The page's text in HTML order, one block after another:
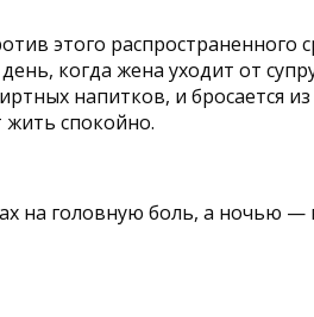
этого распространенного
когда жена уходит от
напитков, и бросается из
спокойно.
на головную боль, а ночью